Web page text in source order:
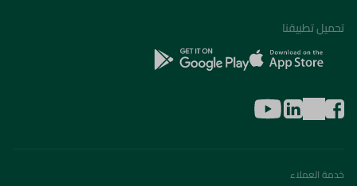
تحميل تطبيقنا
خدمة العملاء